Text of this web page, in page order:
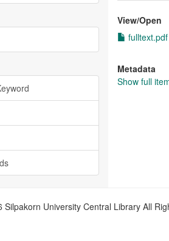
View/Open
Metadata
Show full
University Central Library All